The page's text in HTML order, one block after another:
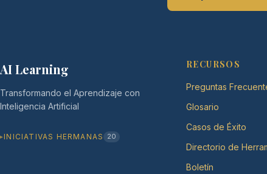
AI Learning
Transformando el Aprendizaje con
Inteligencia Artificial
INICIATIVAS HERMANAS 20
RECURSOS
Preguntas
Glosario
Casos de Éxito
Directorio de
Boletín